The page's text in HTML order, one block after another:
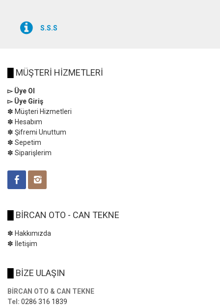
S.S.S
MÜŞTERİ HİZMETLERİ
▻ Üye Ol
▻ Üye Giriş
✽ Müşteri Hizmetleri
✽ Hesabım
✽ Şifremi Unuttum
✽ Sepetim
✽ Siparişlerim
BİRCAN OTO - CAN TEKNE
✽ Hakkımızda
✽ İletişim
BİZE ULAŞIN
BİRCAN OTO & CAN TEKNE
Tel: 0286 316 1839